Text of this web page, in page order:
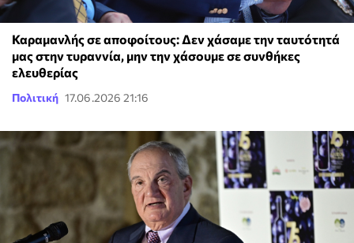
Καραμανλής σε αποφοίτους: Δεν χάσαμε την ταυτότητά
μας στην τυραννία, μην την χάσουμε σε συνθήκες
ελευθερίας
Πολιτική 17.06.2026 21:16